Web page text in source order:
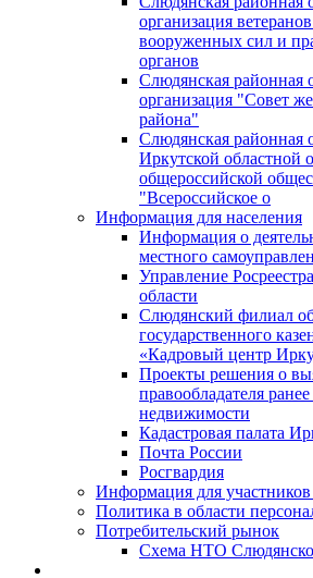
организация
вооруженных сил и
органов
Слюдянская районная
организация "Совет
района"
Слюдянская районная
Иркутской областной
общероссийской
"Всероссийское о
Информация для населения
Информация о
местного
Управление
области
Слюдянский филиал
государственного
«Кадровый центр
Проекты решения о
правообладателя
недвижимости
Кадастровая палата
Почта России
Росгвардия
Информация для
Политика в области
Потребительский рынок
Схема НТО